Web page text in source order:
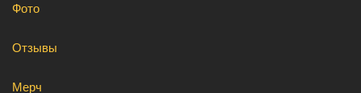
Фото
Отзывы
Мерч